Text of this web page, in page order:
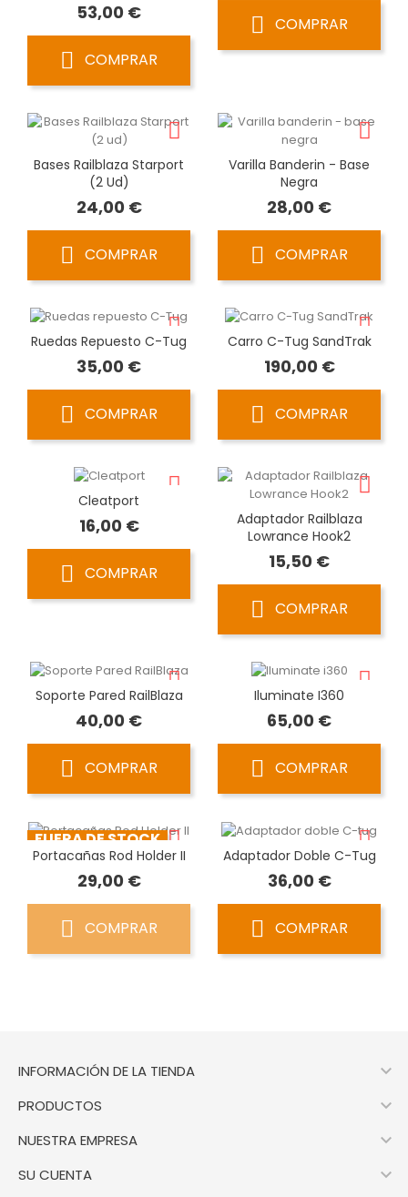
53,00 €Precio
COMPRAR
COMPRAR
Bases Railblaza Starport
(2 Ud)
24,00 €Precio
COMPRAR
Varilla Banderin - Base
Negra
28,00 €Precio
COMPRAR
Ruedas Repuesto C-Tug
35,00 €Precio
COMPRAR
Carro C-Tug SandTrak
190,00 €Precio
COMPRAR
Cleatport
16,00 €Precio
COMPRAR
Adaptador Railblaza
Lowrance Hook2
15,50 €Precio
COMPRAR
Soporte Pared RailBlaza
40,00 €Precio
COMPRAR
Iluminate I360
65,00 €Precio
COMPRAR
FUERA DE STOCK
Portacañas Rod Holder II
29,00 €Precio
COMPRAR
Adaptador Doble C-Tug
36,00 €Precio
COMPRAR
INFORMACIÓN DE LA TIENDA 
PRODUCTOS 
NUESTRA EMPRESA 
SU CUENTA 